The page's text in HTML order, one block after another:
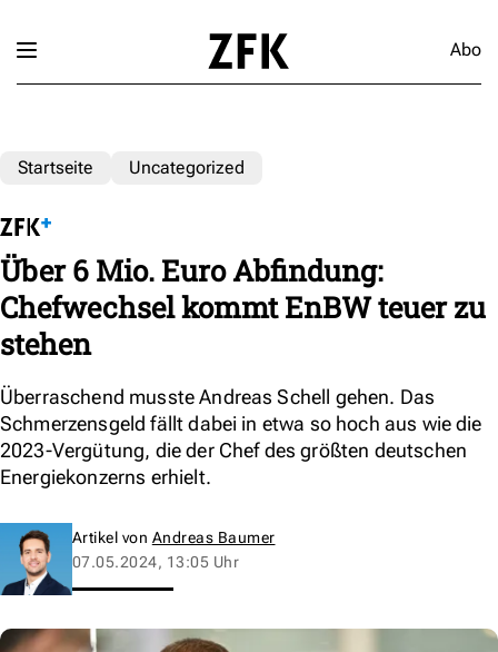
Abo
Startseite Uncategorized
Über 6 Mio. Euro Abfindung:
Chefwechsel kommt EnBW teuer zu
stehen
Überraschend musste Andreas Schell gehen. Das
Schmerzensgeld fällt dabei in etwa so hoch aus wie die
2023-Vergütung, die der Chef des größten deutschen
Energiekonzerns erhielt.
Artikel von Andreas Baumer
07.05.2024, 13:05 Uhr